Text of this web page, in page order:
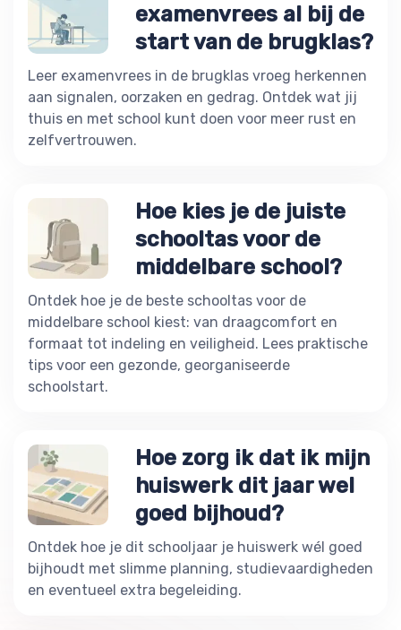
examenvrees al bij de
start van de brugklas?
Leer examenvrees in de brugklas vroeg herkennen
aan signalen, oorzaken en gedrag. Ontdek wat jij
thuis en met school kunt doen voor meer rust en
zelfvertrouwen.
Hoe kies je de juiste
schooltas voor de
middelbare school?
Ontdek hoe je de beste schooltas voor de
middelbare school kiest: van draagcomfort en
formaat tot indeling en veiligheid. Lees praktische
tips voor een gezonde, georganiseerde
schoolstart.
Hoe zorg ik dat ik mijn
huiswerk dit jaar wel
goed bijhoud?
Ontdek hoe je dit schooljaar je huiswerk wél goed
bijhoudt met slimme planning, studievaardigheden
en eventueel extra begeleiding.